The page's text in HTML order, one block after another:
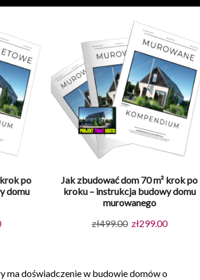
po
domu
Aktualna
zł299.00.
Jak zbudować dom 70 m² krok po
kroku – instrukcja budowy domu
murowanego
zł499.00 Pierwotna
zł499.00.
zł299.00Aktualna
zł299.00.
doświadczenie w budowie domów o